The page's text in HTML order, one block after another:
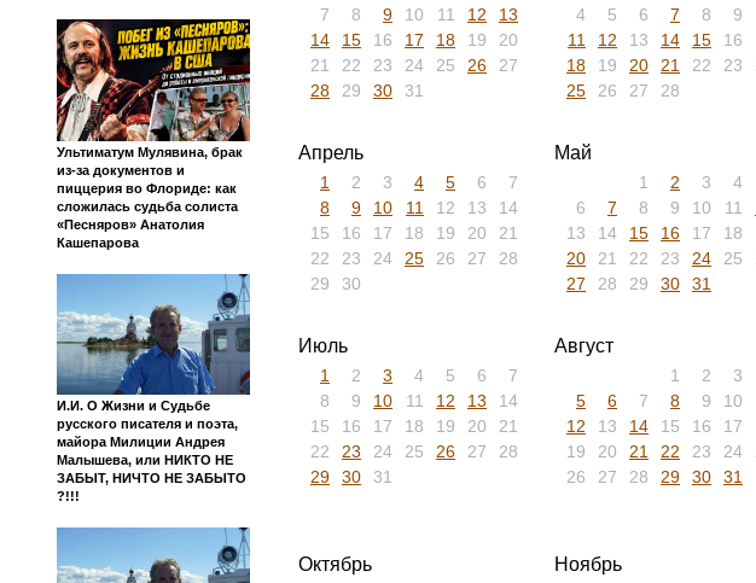
Ультиматум Мулявина, брак
из-за документов и
пиццерия во Флориде: как
сложилась судьба солиста
«Песняров» Анатолия
Кашепарова
И.И. О Жизни и Судьбе
русского писателя и поэта,
майора Милиции Андрея
Малышева, или НИКТО НЕ
ЗАБЫТ, НИЧТО НЕ ЗАБЫТО
?!!!
7
8 9 10 11 12
13
14
15 16 17 18 19
20
21
22 23 24 25 26
27
28
29 30 31
4
5 6 7 8 9
11
12 13 14 15 16
18
19 20 21 22 23
25
26 27 28
Апрель
1 2 3 4 5 6
7
8
9 10 11 12 13
14
15
16 17 18 19 20
21
22
23 24 25 26 27
28
29
30
Май
1 2 3 4
6
7 8 9 10 11
13
14 15 16 17 18
20
21 22 23 24 25
27
28 29 30 31
Июль
1 2 3 4 5 6
7
8
9 10 11 12 13
14
15
16 17 18 19 20
21
22
23 24 25 26 27
28
29
30 31
Август
1 2 3
5
6 7 8 9 10
12
13 14 15 16 17
19
20 21 22 23 24
26
27 28 29 30 31
Октябрь Ноябрь